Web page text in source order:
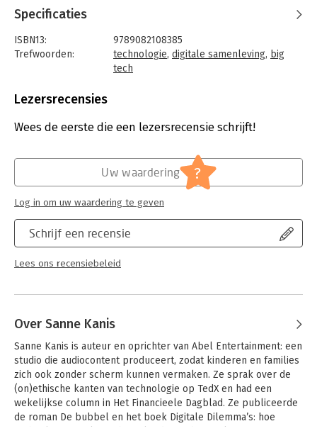
tech-bedrijf was aangenomen.
Hoe kan het dat Big Tech steeds meer hoofdzonden begaat en
dat Alphabet ons alfabet bepaalt? Kan technologie een
oplossing zijn voor onze huidhonger, zorgen voor meer
hebben Mark R. en Mark Z. gemeen? Het boek 'Digitale
voor iedereen die op zoek is naar evenwicht in het
Specificaties
ISBN13:
9789082108385
Trefwoorden:
technologie, digitale samenleving, big
tech
Bindwijze:
Uitgever:
DDMCA
Hoofdrubriek: IT-management / ICT
Lezersrecensies
Wees de eerste die een lezersrecensie schrijft!
Schrijf een recensie
Lees ons recensiebeleid
Uw waardering ?
Log in om uw waardering te geven
Over Sanne Kanis
Sanne Kanis is auteur en oprichter van Abel Entertainment: een
studio die audiocontent produceert, zodat kinderen en families
zich ook zonder scherm kunnen vermaken. Ze sprak over de
(on)ethische kanten van technologie op TedX en had een
wekelijkse column in Het Financieele Dagblad. Ze publiceerde
de roman De bubbel en het boek Digitale Dilemma’s: hoe